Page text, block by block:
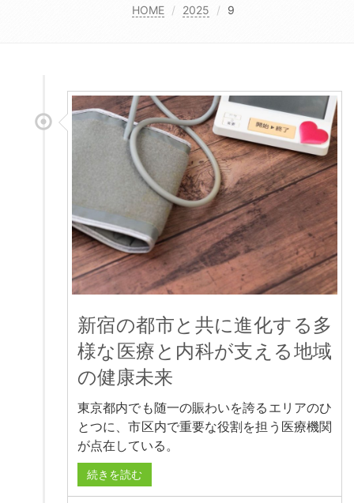
HOME 2025 9
新宿の都市と共に進化する多
様な医療と内科が支える地域
の健康未来
東京都内でも随一の賑わいを誇るエリアのひ
とつに、市区内で重要な役割を担う医療機関
が点在している。
続きを読む